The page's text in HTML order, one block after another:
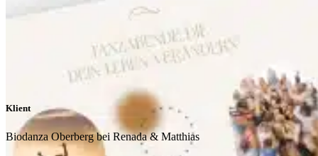
Klient
Biodanza Oberberg bei Renada & Matthias